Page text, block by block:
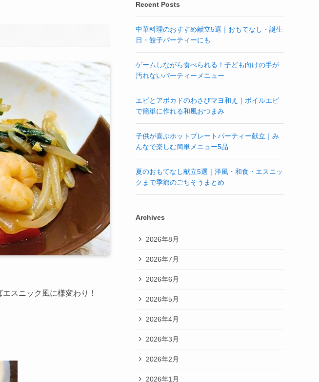
スニック風に様変わり！
Recent Posts
中華料理のおすすめ献立5選｜おもてなし・誕生
日・餃子パーティーにも
ゲームしながら食べられる！子ども向けの手が
汚れないパーティーメニュー
エビとアボカドのわさびマヨ和え｜ボイルエビ
で簡単に作れる和風おつまみ
子供が喜ぶホットプレートパーティー献立｜み
んなで楽しむ簡単メニュー5品
夏のおもてなし献立5選｜洋風・和食・エスニッ
クまで季節のごちそうまとめ
Archives
2026年8月
2026年7月
2026年6月
2026年5月
2026年4月
2026年3月
2026年2月
2026年1月